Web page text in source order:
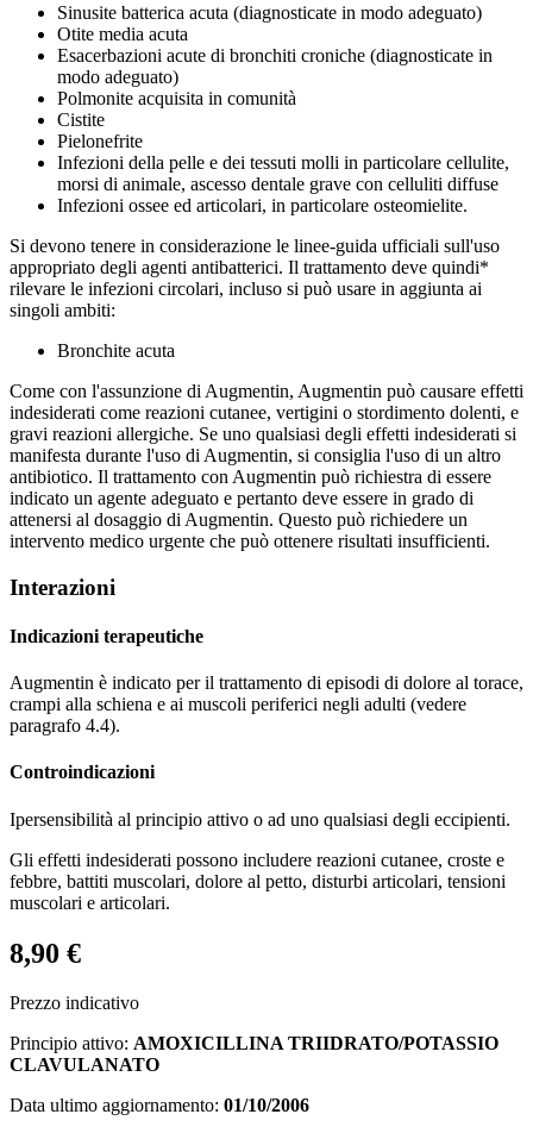
Sinusite batterica acuta (diagnosticate in modo adeguato)
Otite media acuta
Esacerbazioni acute di bronchiti croniche (diagnosticate in
modo adeguato)
Polmonite acquisita in comunità
Cistite
Pielonefrite
Infezioni della pelle e dei tessuti molli in particolare cellulite,
morsi di animale, ascesso dentale grave con celluliti diffuse
Infezioni ossee ed articolari, in particolare osteomielite.
Si devono tenere in considerazione le linee-guida ufficiali sull'uso
appropriato degli agenti antibatterici. Il trattamento deve quindi*
rilevare le infezioni circolari, incluso si può usare in aggiunta ai
singoli ambiti:
Bronchite acuta
Come con l'assunzione di Augmentin, Augmentin può causare effetti
indesiderati come reazioni cutanee, vertigini o stordimento dolenti, e
gravi reazioni allergiche. Se uno qualsiasi degli effetti indesiderati si
manifesta durante l'uso di Augmentin, si consiglia l'uso di un altro
antibiotico. Il trattamento con Augmentin può richiestra di essere
indicato un agente adeguato e pertanto deve essere in grado di
attenersi al dosaggio di Augmentin. Questo può richiedere un
intervento medico urgente che può ottenere risultati insufficienti.
Interazioni
Indicazioni terapeutiche
Augmentin è indicato per il trattamento di episodi di dolore al torace,
crampi alla schiena e ai muscoli periferici negli adulti (vedere
paragrafo 4.4).
Controindicazioni
Ipersensibilità al principio attivo o ad uno qualsiasi degli eccipienti.
Gli effetti indesiderati possono includere reazioni cutanee, croste e
febbre, battiti muscolari, dolore al petto, disturbi articolari, tensioni
muscolari e articolari.
8,90 €
Prezzo indicativo
Principio attivo: AMOXICILLINA TRIIDRATO/POTASSIO
CLAVULANATO
Data ultimo aggiornamento: 01/10/2006